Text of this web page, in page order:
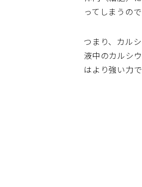
ってしまうので
つまり、カル
液中のカルシ
はより強い力